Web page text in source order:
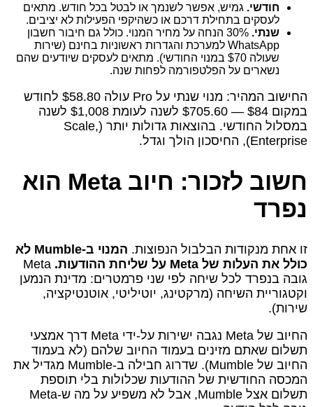
חודשי. גמיש, אפשר לשנמך או לבטל בכל חודש. מתאים
לעסקים בתחילת דרכם או כשהיקפי הפעילות לא יציבים.
שנתי.
30% הנחה על מחיר המנוי. כולל גם חיבור חשבון
WhatsApp למערכת והגדרות ראשוניות בחינם (שירות
שעולה $70 במנוי החודשי). מתאים לעסקים שיודעים שהם
נשארים על הפלטפורמה לפחות שנה.
החישוב המהיר: מנוי שנתי על Pro עולה $58.80 לחודש
במקום $84 — $705.60 לשנה לעומת $1,008 לשנה
במסלול החודשי. בהוצאות גדולות יותר (Scale,
Enterprise), החיסכון הולך וגדל.
חשוב לזכור: חיוב Meta הוא
נפרד
זו אחת מנקודות הבלבול הנפוצות.
המנוי ב‑Mumble לא
כולל את העלות של Meta על שליחת ההודעות.
Meta
גובה בנפרד לכל שיחה לפי שני פרמטרים: מדינת הנמען
וקטגוריית השיחה (מרקטינג, יוטיליטי, אוטנטיקציה,
שירות).
החיוב של Meta נגבה ישירות על‑ידי Meta דרך אמצעי
תשלום שאתם מזינים בעמוד החיוב שלהם (לא בעמוד
החיוב של Mumble). שדרוג חבילה ב‑Mumble מגדיל את
המכסה החודשית של ההודעות שכלולות בלי תוספת
תשלום אצל Mumble, אבל לא משפיע על מה ש‑Meta